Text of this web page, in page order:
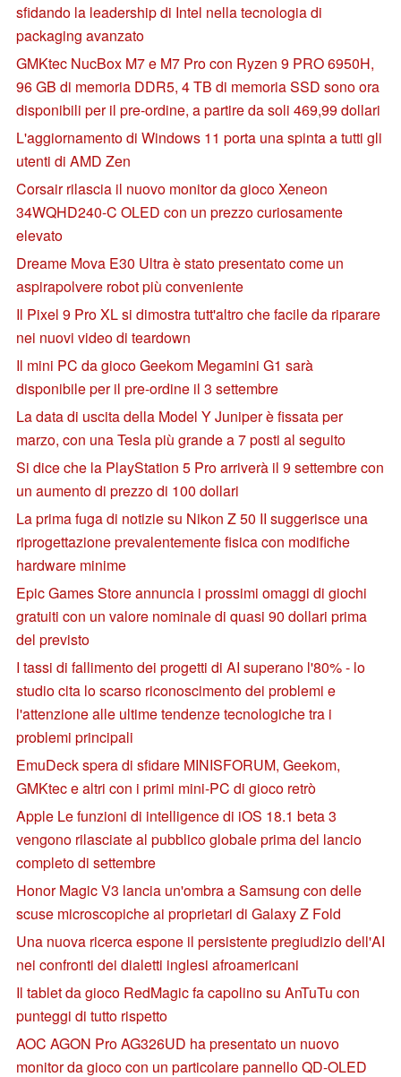
sfidando la leadership di Intel nella tecnologia di
packaging avanzato
GMKtec NucBox M7 e M7 Pro con Ryzen 9 PRO 6950H,
96 GB di memoria DDR5, 4 TB di memoria SSD sono ora
disponibili per il pre-ordine, a partire da soli 469,99 dollari
L'aggiornamento di Windows 11 porta una spinta a tutti gli
utenti di AMD Zen
Corsair rilascia il nuovo monitor da gioco Xeneon
34WQHD240-C OLED con un prezzo curiosamente
elevato
Dreame Mova E30 Ultra è stato presentato come un
aspirapolvere robot più conveniente
Il Pixel 9 Pro XL si dimostra tutt'altro che facile da riparare
nei nuovi video di teardown
Il mini PC da gioco Geekom Megamini G1 sarà
disponibile per il pre-ordine il 3 settembre
La data di uscita della Model Y Juniper è fissata per
marzo, con una Tesla più grande a 7 posti al seguito
Si dice che la PlayStation 5 Pro arriverà il 9 settembre con
un aumento di prezzo di 100 dollari
La prima fuga di notizie su Nikon Z 50 II suggerisce una
riprogettazione prevalentemente fisica con modifiche
hardware minime
Epic Games Store annuncia i prossimi omaggi di giochi
gratuiti con un valore nominale di quasi 90 dollari prima
del previsto
I tassi di fallimento dei progetti di AI superano l'80% - lo
studio cita lo scarso riconoscimento dei problemi e
l'attenzione alle ultime tendenze tecnologiche tra i
problemi principali
EmuDeck spera di sfidare MINISFORUM, Geekom,
GMKtec e altri con i primi mini-PC di gioco retrò
Apple Le funzioni di intelligence di iOS 18.1 beta 3
vengono rilasciate al pubblico globale prima del lancio
completo di settembre
Honor Magic V3 lancia un'ombra a Samsung con delle
scuse microscopiche ai proprietari di Galaxy Z Fold
Una nuova ricerca espone il persistente pregiudizio dell'AI
nei confronti dei dialetti inglesi afroamericani
Il tablet da gioco RedMagic fa capolino su AnTuTu con
punteggi di tutto rispetto
AOC AGON Pro AG326UD ha presentato un nuovo
monitor da gioco con un particolare pannello QD-OLED